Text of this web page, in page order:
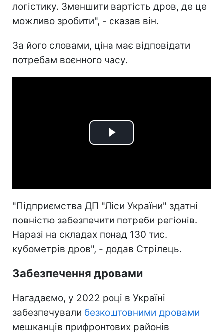
логістику. Зменшити вартість дров, де це
можливо зробити", - сказав він.
За його словами, ціна має відповідати
потребам воєнного часу.
Play
"Підприємства ДП "Ліси України" здатні
повністю забезпечити потреби регіонів.
Наразі на складах понад 130 тис.
кубометрів дров", - додав Стрілець.
Забезпечення дровами
Нагадаємо, у 2022 році в Україні
забезпечували безкоштовними дровами
мешканців прифронтових районів